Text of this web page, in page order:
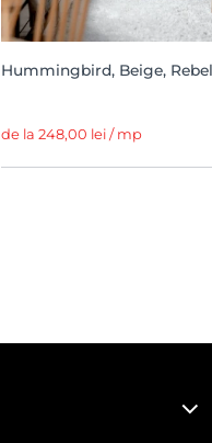
Hummingbird, Beige,
de la 248,00 lei / mp